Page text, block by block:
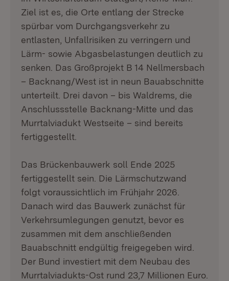
Ziel ist es, die Orte entlang der Strecke
spürbar vom Durchgangsverkehr zu
entlasten, Unfallrisiken zu verringern und
Lärm- sowie Abgasbelastungen deutlich zu
senken. Das Großprojekt B 14 Nellmersbach
– Backnang/West ist in neun Bauabschnitte
unterteilt. Drei davon – bis Waldrems, die
Anschlussstelle Backnang-Mitte und das
Murrtalviadukt Westseite – sind bereits
fertiggestellt.
Das Brückenbauwerk soll Ende 2025
fertiggestellt sein. Die Lärmschutzwand
folgt voraussichtlich im Frühjahr 2026.
Danach wird das Bauwerk zunächst für
Verkehrsumlegungen genutzt, bevor es
zusammen mit dem anschließenden
Bauabschnitt endgültig freigegeben wird.
Der Bund investiert mit dem Neubau des
Murrtalviadukts-Ost rund 23,7 Millionen Euro.